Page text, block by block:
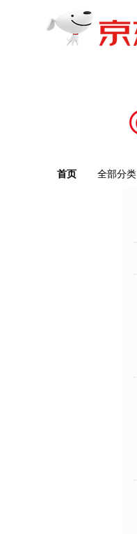
首页 全部分类